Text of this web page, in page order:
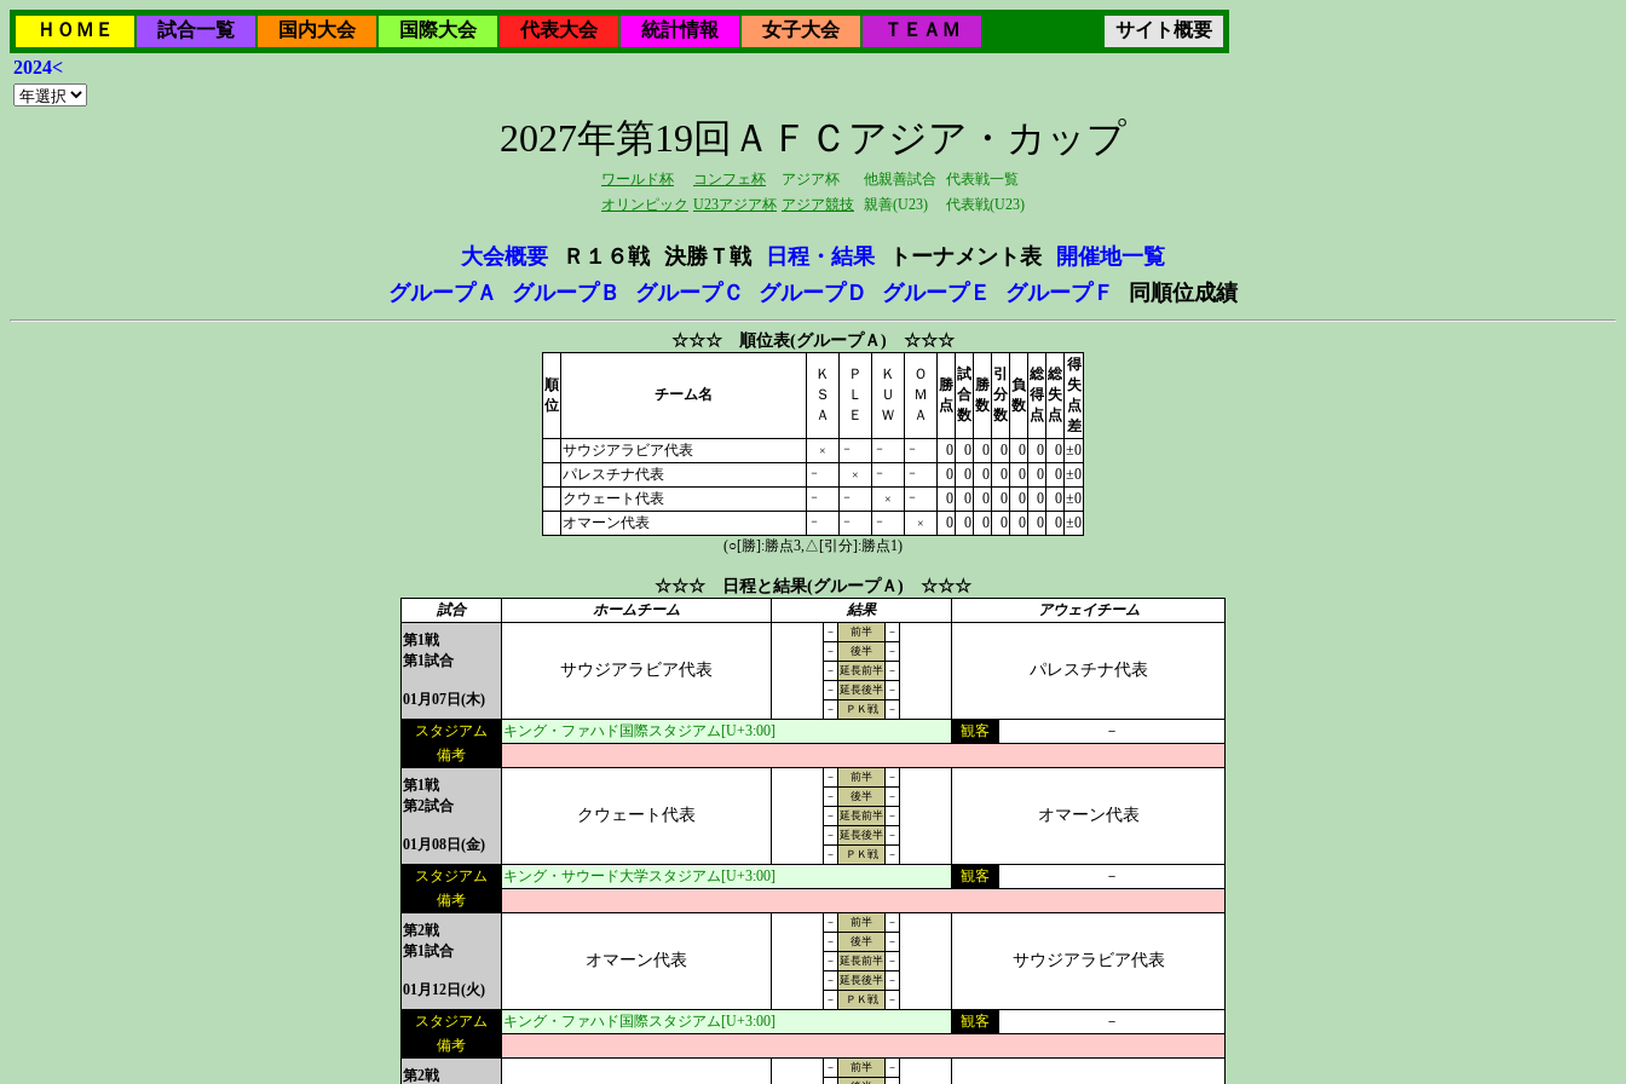
ＨＯＭＥ 試合一覧 国内大会 国際大会 代表大会 統計情報 女子大会 ＴＥＡＭ
サイト概要
2024<
2027年第19回ＡＦＣアジア・カップ
ワールド杯 コンフェ杯 アジア杯 他親善試合
代表戦一覧
オリンピック U23アジア杯 アジア競技 親善(U23) 代表戦(U23)
大会概要 Ｒ１６戦 決勝Ｔ戦 日程・結果 トーナメント表
開催地一覧
グループＡ
グループＢ グループＣ グループＤ グループＥ グループＦ 同順位成績
☆☆☆ 順位表(グループＡ) ☆☆☆
順
位
チーム名
Ｋ
Ｓ
Ａ
Ｐ
Ｌ
Ｅ
Ｋ
Ｕ
Ｗ
Ｏ
Ｍ
Ａ
勝
点
試
合
数
勝
数
引
分
数
負
数
総
得
点
総
失
点
得
失
点
差
サウジアラビア代表
× － － － 0 0 0 0 0 0 0 ±0
パレスチナ代表
－ × － － 0 0 0 0 0 0 0 ±0
クウェート代表
－ － × － 0 0 0 0 0 0 0 ±0
オマーン代表
－ － － × 0 0 0 0 0 0 0 ±0
(○[勝]:勝点3,△[引分]:勝点1)
☆☆☆ 日程と結果(グループＡ) ☆☆☆
試合 ホームチーム 結果
アウェイチーム
第1戦
第1試合
01月07日(木)
サウジアラビア代表
－ 前半 －
パレスチナ代表
－ 後半
－
－ 延長前半 －
－ 延長後半 －
－
ＰＫ戦 －
スタジアム キング・ファハド国際スタジアム[U+3:00] 観客
－
備考
第1戦
第2試合
01月08日(金)
クウェート代表
－ 前半 －
オマーン代表
－ 後半
－
－ 延長前半 －
－ 延長後半 －
－
ＰＫ戦 －
スタジアム キング・サウード大学スタジアム[U+3:00] 観客
－
備考
第2戦
第1試合
01月12日(火)
オマーン代表
－ 前半 －
サウジアラビア代表
－ 後半
－
－ 延長前半 －
－ 延長後半 －
－
ＰＫ戦 －
スタジアム キング・ファハド国際スタジアム[U+3:00] 観客
－
備考
第2戦
－ 前半
－